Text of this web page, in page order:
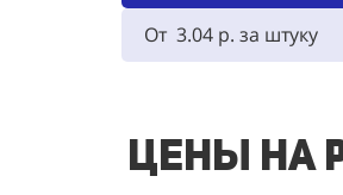
От 3.04 р. за штуку
Цены на